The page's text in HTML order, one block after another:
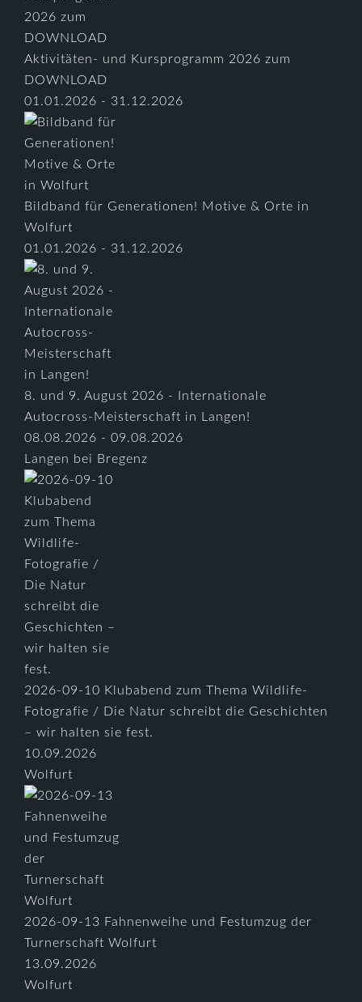
Aktivitäten- und Kursprogramm 2026 zum
DOWNLOAD
01.01.2026 - 31.12.2026
Bildband für Generationen! Motive & Orte in
Wolfurt
01.01.2026 - 31.12.2026
8. und 9. August 2026 - Internationale
Autocross-Meisterschaft in Langen!
08.08.2026 - 09.08.2026
Langen bei Bregenz
2026-09-10 Klubabend zum Thema Wildlife-
Fotografie / Die Natur schreibt die Geschichten
– wir halten sie fest.
10.09.2026
Wolfurt
2026-09-13 Fahnenweihe und Festumzug der
Turnerschaft Wolfurt
13.09.2026
Wolfurt